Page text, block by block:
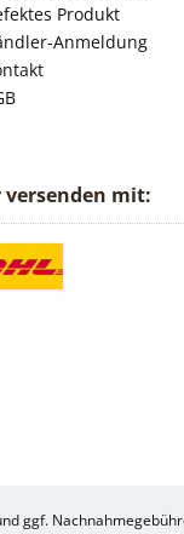
Produkt
Anmeldung
versenden mit:
ggf.